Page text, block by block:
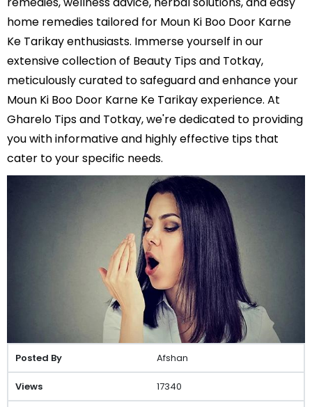
home remedies tailored for Moun Ki Boo Door Karne
Ke Tarikay enthusiasts. Immerse yourself in our
extensive collection of Beauty Tips and Totkay,
meticulously curated to safeguard and enhance your
Moun Ki Boo Door Karne Ke Tarikay experience. At
Gharelo Tips and Totkay, we're dedicated to providing
you with informative and highly effective tips that
cater to your specific needs.
Afshan
17340